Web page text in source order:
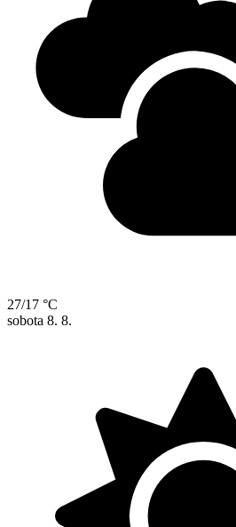
27/17 °C
sobota 8. 8.